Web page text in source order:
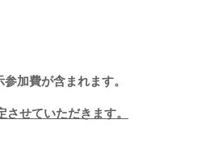
加費が含まれます。
せていただきます。